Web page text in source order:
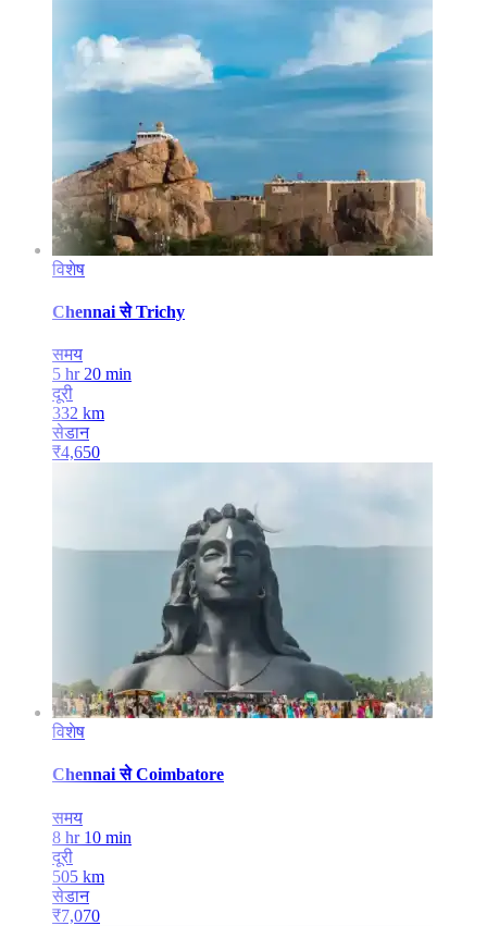
विशेष
Chennai से Trichy
समय
5 hr 20 min
दूरी
332 km
सेडान
₹4,650
विशेष
Chennai से Coimbatore
समय
8 hr 10 min
दूरी
505 km
सेडान
₹7,070